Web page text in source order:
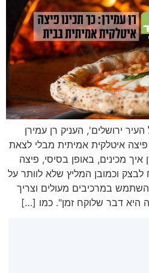
ירושלים', העניק רן עמירן
איטלקית אמיתית מבלי לצאת
מכינים, באופן בסיסי, פיצה
לבצק וכמובן המליץ שלא לוותר על
במרכיבים מעולים וצריך
היא דבר שלוקח זמן". כמו […]